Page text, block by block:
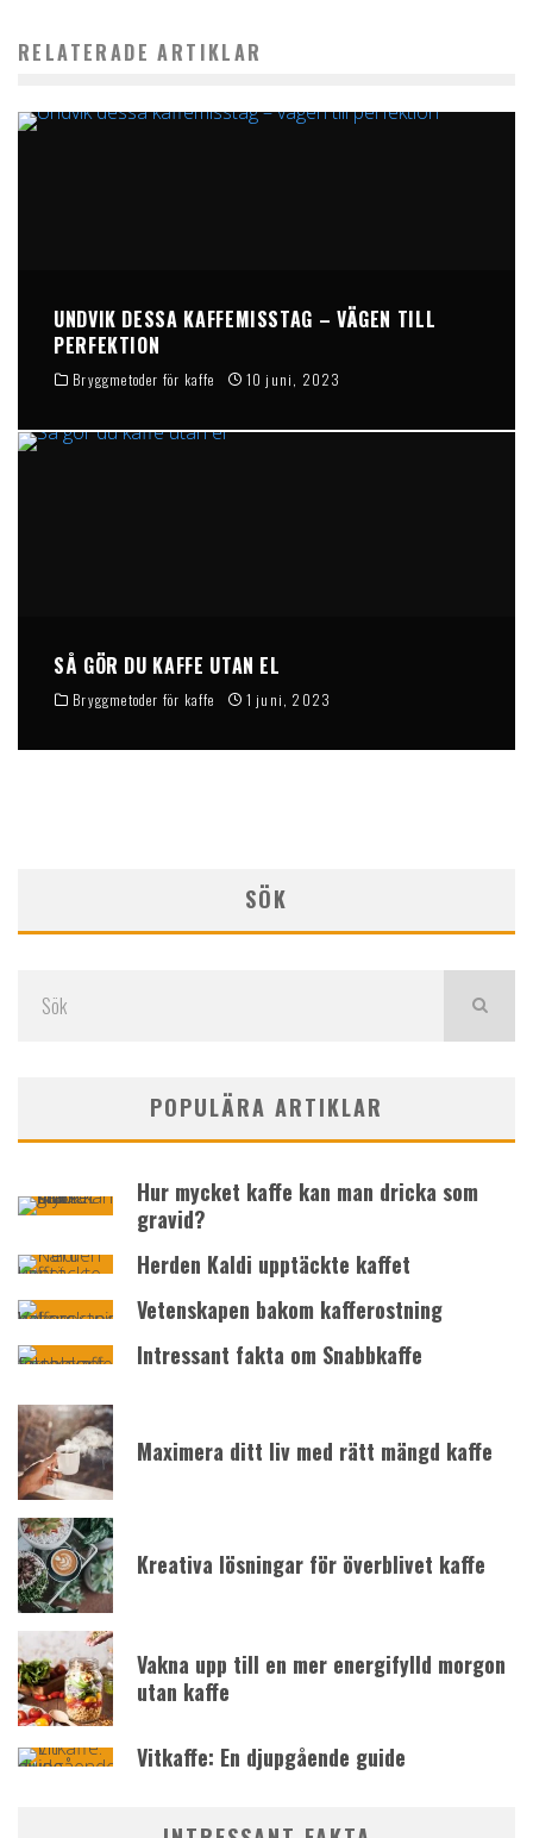
RELATERADE ARTIKLAR
UNDVIK DESSA KAFFEMISSTAG – VÄGEN TILL
PERFEKTION
Bryggmetoder för kaffe 10 juni, 2023
SÅ GÖR DU KAFFE UTAN EL
Bryggmetoder för kaffe 1 juni, 2023
SÖK
POPULÄRA ARTIKLAR
Hur mycket kaffe kan man dricka som
gravid?
Herden Kaldi upptäckte kaffet
Vetenskapen bakom kafferostning
Intressant fakta om Snabbkaffe
Maximera ditt liv med rätt mängd kaffe
Kreativa lösningar för överblivet kaffe
Vakna upp till en mer energifylld morgon
utan kaffe
Vitkaffe: En djupgående guide